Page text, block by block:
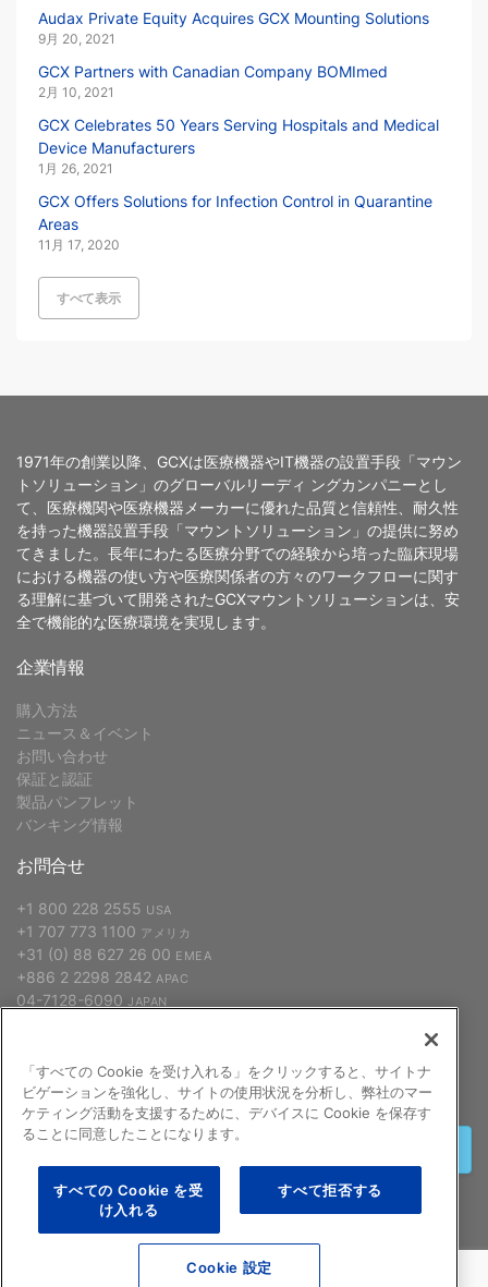
Audax Private Equity Acquires GCX Mounting Solutions
9月 20, 2021
GCX Partners with Canadian Company BOMImed
2月 10, 2021
GCX Celebrates 50 Years Serving Hospitals and Medical
Device Manufacturers
1月 26, 2021
GCX Offers Solutions for Infection Control in Quarantine
Areas
11月 17, 2020
すべて表示
1971年の創業以降、GCXは医療機器やIT機器の設置手段「マウン
トソリューション」のグローバルリーディ ングカンパニーとし
て、医療機関や医療機器メーカーに優れた品質と信頼性、耐久性
を持った機器設置手段「マウントソリューション」の提供に努め
てきました。長年にわたる医療分野での経験から培った臨床現場
における機器の使い方や医療関係者の方々のワークフローに関す
る理解に基づいて開発されたGCXマウントソリューションは、安
全で機能的な医療環境を実現します。
企業情報
購入方法
ニュース＆イベント
お問い合わせ
保証と認証
製品パンフレット
バンキング情報
お問合せ
+1 800 228 2555 USA
+1 707 773 1100 アメリカ
+31 (0) 88 627 26 00 EMEA
+886 2 2298 2842 APAC
04-7128-6090 JAPAN
申し込む
©2026 GCX Corporation
よくある質問
このインターネットサイトに関する法的通知
「すべての Cookie を受け入れる」をクリックすると、サイトナ
ビゲーションを強化し、サイトの使用状況を分析し、弊社のマー
ケティング活動を支援するために、デバイスに Cookie を保存す
ることに同意したことになります。
すべての Cookie を受
け入れる
すべて拒否する
Cookie 設定